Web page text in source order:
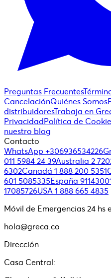
Preguntas Frecuentes
CancelaciónQuiénes Somos
distribuidoresTrabaja en
PrivacidadPolítica de
nuestro blog
Contacto
WhatsApp +306936534226
011 5984 24 39Australia 2
6302Canadá 1 888 200 5351
601 5085335España
17085726USA 1 888 665 4835
Móvil de Emergencias 24 hs
hola@greca.co
Dirección
Casa Central: